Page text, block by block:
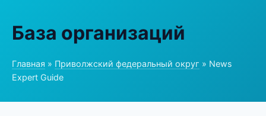
База организаций
Главная » Приволжский федеральный округ » News
Expert Guide